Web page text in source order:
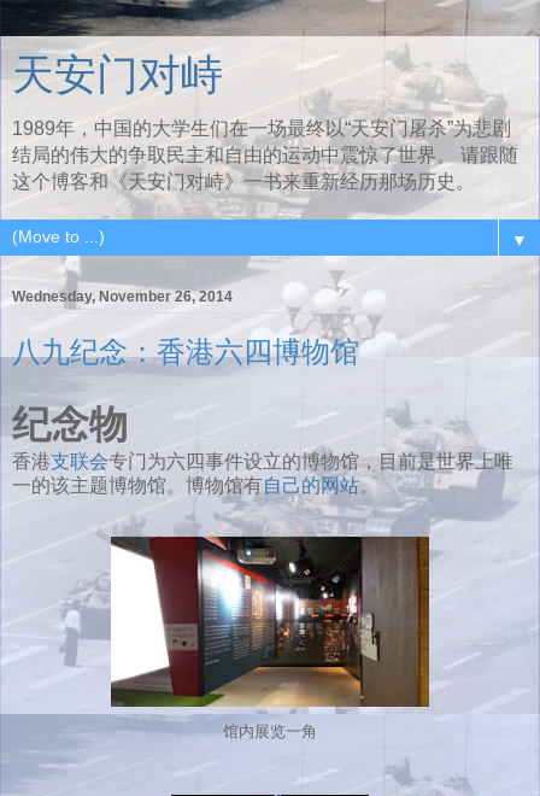
天安门对峙
1989年，中国的大学生们在一场最终以“天安门屠杀”为悲剧
结局的伟大的争取民主和自由的运动中震惊了世界。 请跟随
这个博客和《天安门对峙》一书来重新经历那场历史。
▼
Wednesday, November 26, 2014
八九纪念：香港六四博物馆
纪念物
香港支联会专门为六四事件设立的博物馆，目前是世界上唯
一的该主题博物馆。博物馆有自己的网站。
馆内展览一角